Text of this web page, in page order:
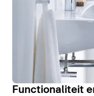
Functionaliteit